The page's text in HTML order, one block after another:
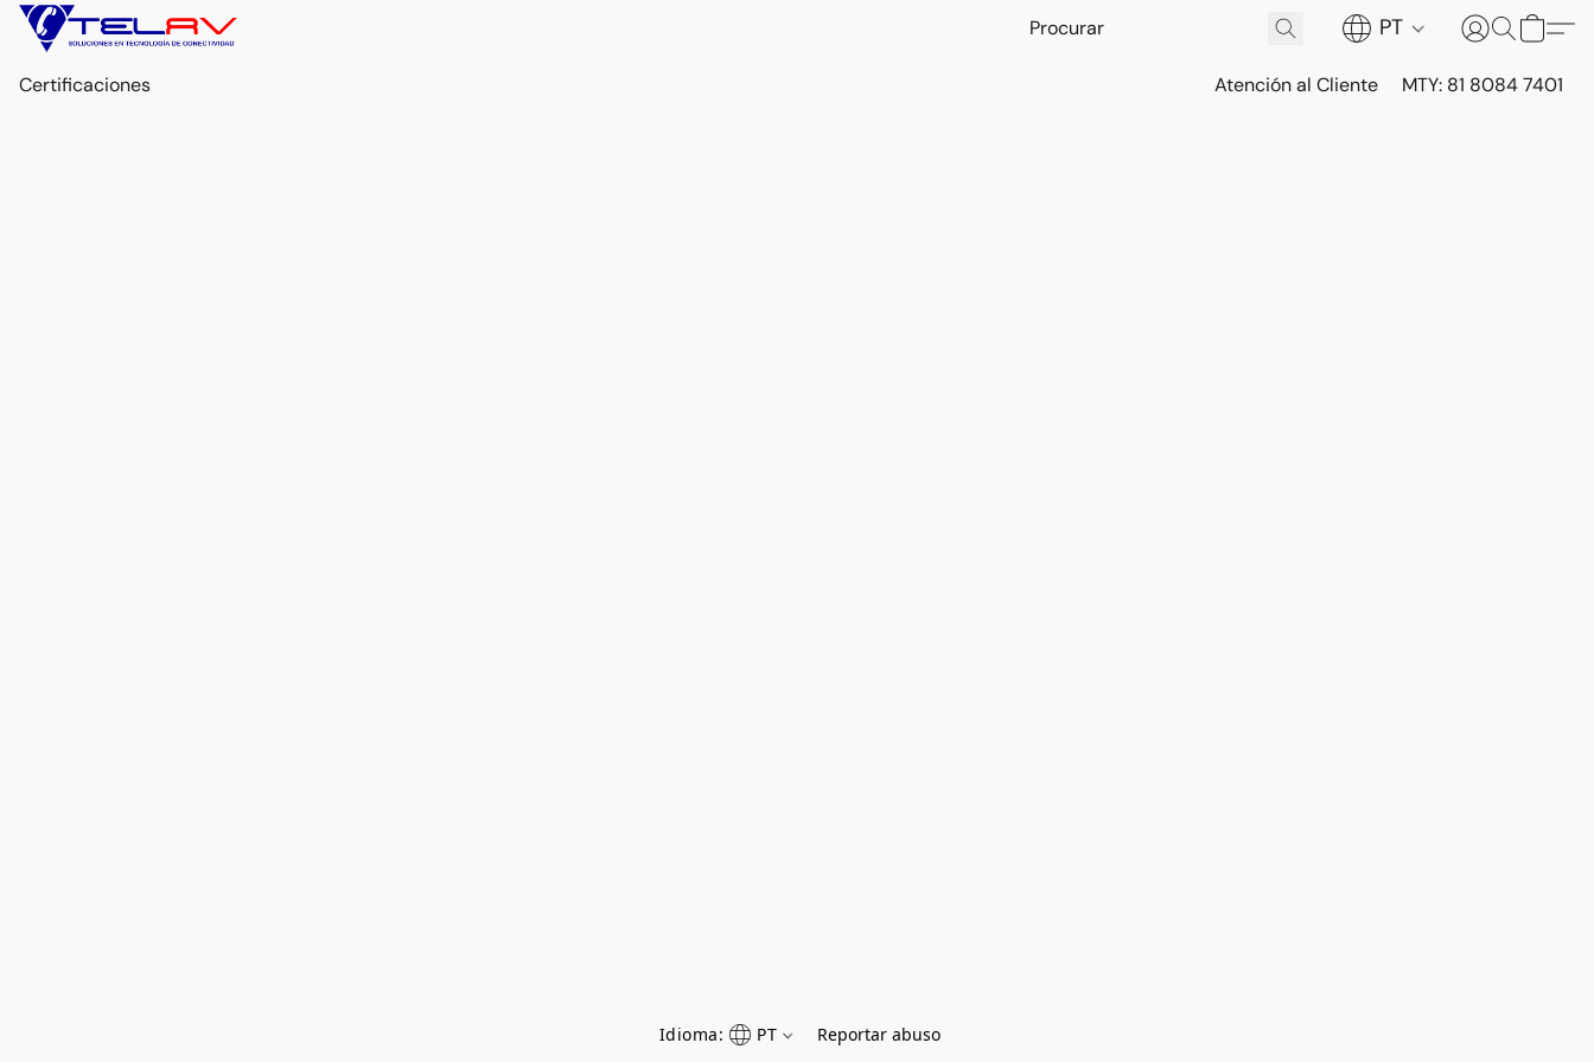
PT
Certificaciones Atención al Cliente MTY: 81 8084 7401
Idioma: PT Reportar abuso